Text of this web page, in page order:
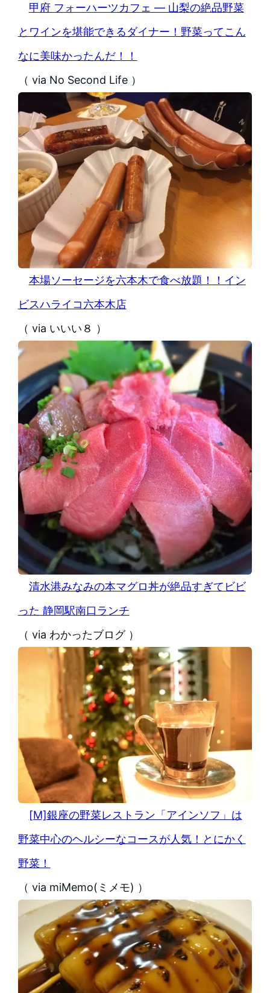
甲府 フォーハーツカフェ — 山梨の絶品野菜
とワインを堪能できるダイナー！野菜ってこん
なに美味かったんだ！！
（ via No Second Life ）
本場ソーセージを六本木で食べ放題！！イン
ビスハライコ六本木店
（ via いいい８ ）
清水港みなみの本マグロ丼が絶品すぎてビビ
った 静岡駅南口ランチ
（ via わかったブログ ）
[M]銀座の野菜レストラン「アインソフ」は
野菜中心のヘルシーなコースが人気！とにかく
野菜！
（ via miMemo(ミメモ) ）